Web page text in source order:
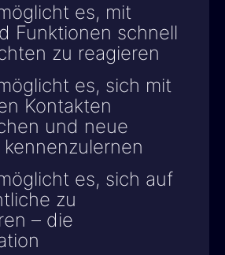
es, mit
Funktionen schnell
zu reagieren
es, sich mit
Kontakten
und neue
es, sich auf
zu
– die